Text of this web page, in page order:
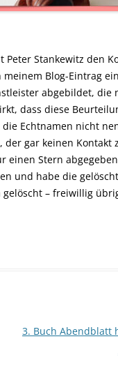
Peter Stankewitz den
Blog-Eintrag
abgebildet, die
dass diese
Echtnamen nicht
der gar keinen Kontakt
einen Stern
und habe die
– freiwillig
3. Buch Abendblatt